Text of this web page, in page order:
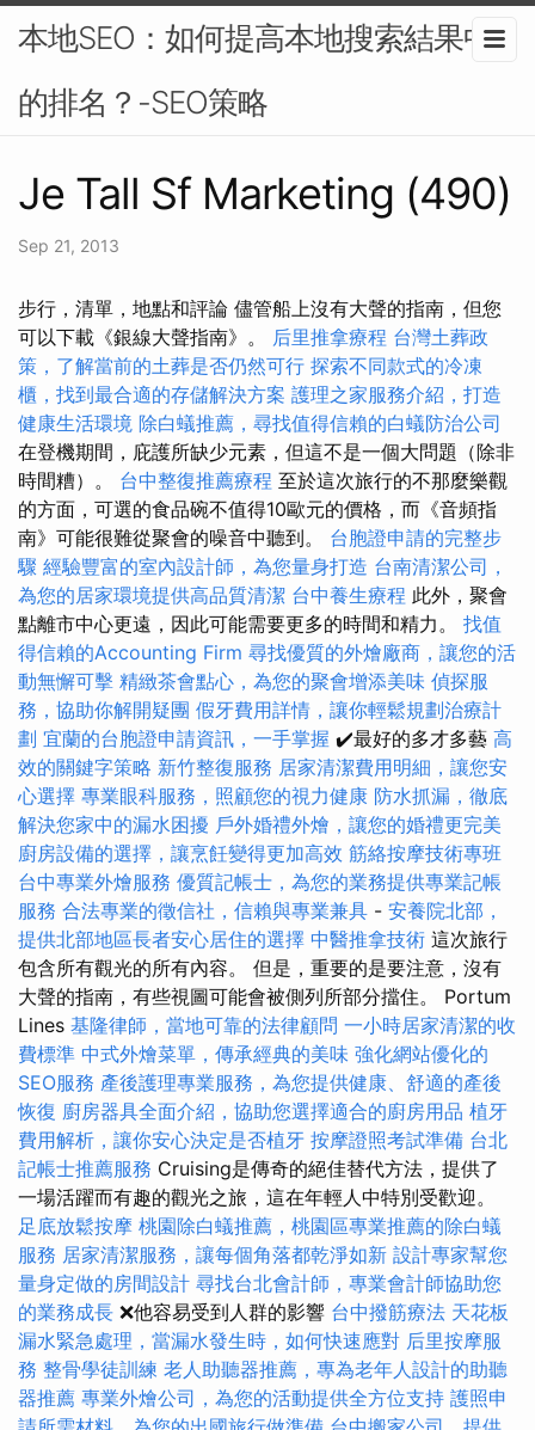
本地SEO：如何提高本地搜索結果中
的排名？-SEO策略
Je Tall Sf Marketing (490)
Sep 21, 2013
步行，清單，地點和評論 儘管船上沒有大聲的​​指南，但您
可以下載《銀線大聲指南》。 后里推拿療程 台灣土葬政
策，了解當前的土葬是否仍然可行 探索不同款式的冷凍
櫃，找到最合適的存儲解決方案 護理之家服務介紹，打造
健康生活環境 除白蟻推薦，尋找值得信賴的白蟻防治公司
在登機期間，庇護所缺少元素，但這不是一個大問題（除非
時間糟）。 台中整復推薦療程 至於這次旅行的不那麼樂觀
的方面，可選的食品碗不值得10歐元的價格，而《音頻指
南》可能很難從聚會的噪音中聽到。 台胞證申請的完整步
驟 經驗豐富的室內設計師，為您量身打造 台南清潔公司，
為您的居家環境提供高品質清潔 台中養生療程 此外，聚會
點離市中心更遠，因此可能需要更多的時間和精力。 找值
得信賴的Accounting Firm 尋找優質的外燴廠商，讓您的活
動無懈可擊 精緻茶會點心，為您的聚會增添美味 偵探服
務，協助你解開疑團 假牙費用詳情，讓你輕鬆規劃治療計
劃 宜蘭的台胞證申請資訊，一手掌握 ✔️最好的多才多藝 高
效的關鍵字策略 新竹整復服務 居家清潔費用明細，讓您安
心選擇 專業眼科服務，照顧您的視力健康 防水抓漏，徹底
解決您家中的漏水困擾 戶外婚禮外燴，讓您的婚禮更完美
廚房設備的選擇，讓烹飪變得更加高效 筋絡按摩技術專班
台中專業外燴服務 優質記帳士，為您的業務提供專業記帳
服務 合法專業的徵信社，信賴與專業兼具 - 安養院北部，
提供北部地區長者安心居住的選擇 中醫推拿技術 這次旅行
包含所有觀光的所有內容。 但是，重要的是要注意，沒有
大聲的​​指南，有些視圖可能會被側列所部分擋住。 Portum
Lines 基隆律師，當地可靠的法律顧問 一小時居家清潔的收
費標準 中式外燴菜單，傳承經典的美味 強化網站優化的
SEO服務 產後護理專業服務，為您提供健康、舒適的產後
恢復 廚房器具全面介紹，協助您選擇適合的廚房用品 植牙
費用解析，讓你安心決定是否植牙 按摩證照考試準備 台北
記帳士推薦服務 Cruising是傳奇的絕佳替代方法，提供了
一場活躍而有趣的觀光之旅，這在年輕人中特別受歡迎。
足底放鬆按摩 桃園除白蟻推薦，桃園區專業推薦的除白蟻
服務 居家清潔服務，讓每個角落都乾淨如新 設計專家幫您
量身定做的房間設計 尋找台北會計師，專業會計師協助您
的業務成長 ❌他容易受到人群的影響 台中撥筋療法 天花板
漏水緊急處理，當漏水發生時，如何快速應對 后里按摩服
務 整骨學徒訓練 老人助聽器推薦，專為老年人設計的助聽
器推薦 專業外燴公司，為您的活動提供全方位支持 護照申